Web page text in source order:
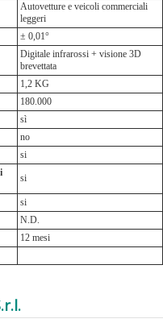
Autovetture e veicoli commerciali
leggeri
± 0,01°
Digitale infrarossi + visione 3D
brevettata
1,2 KG
180.000
sì
no
si
si
si
N.D.
12 mesi